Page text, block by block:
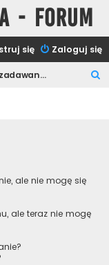
- Forum
Zaloguj się
się
Często zadawane pytania
ale nie mogę się
ale teraz nie mogę